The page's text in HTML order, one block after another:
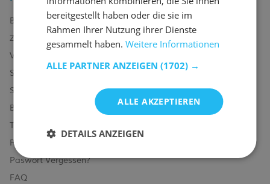
Bestellen bei Emob
Zahlungsmöglichkeiten
Versand und Lieferung
Service und Garantie
Stornieren oder retournieren
Beschwerde
Tipps zur Montage
Pflegehinweise
Paswort Vergessen?
FAQ
bereitgestellt haben oder die sie im
Rahmen Ihrer Nutzung ihrer Dienste
gesammelt haben.Weitere Informationen
ALLE PARTNER ANZEIGEN(1702) →
ALLE AKZEPTIEREN
DETAILS ANZEIGEN